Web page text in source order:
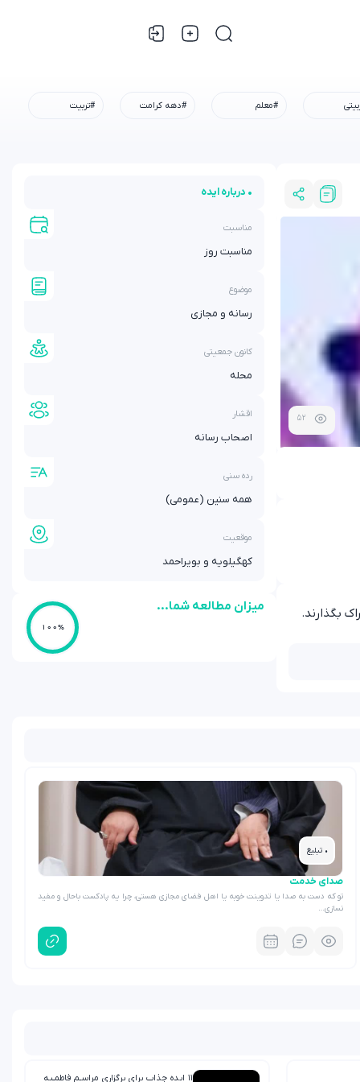
#معلم #دهه کرامت #تربیت
• درباره ایده
مناسبت
مناسبت روز
موضوع
رسانه و مجازی
کانون جمعیتی
محله
اقشار
اصحاب رسانه
رده سنی
همه سنین (عمومی)
موقعیت
کهگیلویه و بویراحمد
میزان مطالعه شما...
100%
52
بگذارند.
• تبلیغ
صدای خدمت
تو که دست به صدا یا تدوینت خوبه یا اهل فضای مجازی هستی، چرا یه پادکست باحال و مفید
نسازی…
۱۱ ایده جذاب برای برگزاریِ مراسـم فاطمـیه